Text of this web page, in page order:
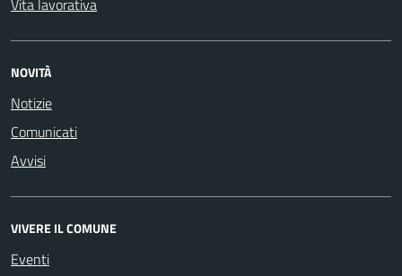
Vita lavorativa
NOVITÀ
Notizie
Comunicati
Avvisi
VIVERE IL COMUNE
Eventi